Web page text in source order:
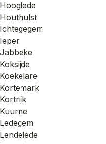
Hooglede
Houthulst
Ichtegegem
Ieper
Jabbeke
Koksijde
Koekelare
Kortemark
Kortrijk
Kuurne
Ledegem
Lendelede